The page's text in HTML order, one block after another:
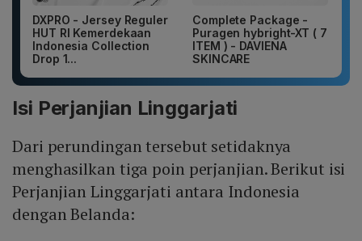
DXPRO - Jersey Reguler
HUT RI Kemerdekaan
Indonesia Collection
Drop 1...
Complete Package -
Puragen hybright-XT ( 7
ITEM ) - DAVIENA
SKINCARE
Isi Perjanjian Linggarjati
Dari perundingan tersebut setidaknya
menghasilkan tiga poin perjanjian. Berikut isi
Perjanjian Linggarjati antara Indonesia
dengan Belanda: